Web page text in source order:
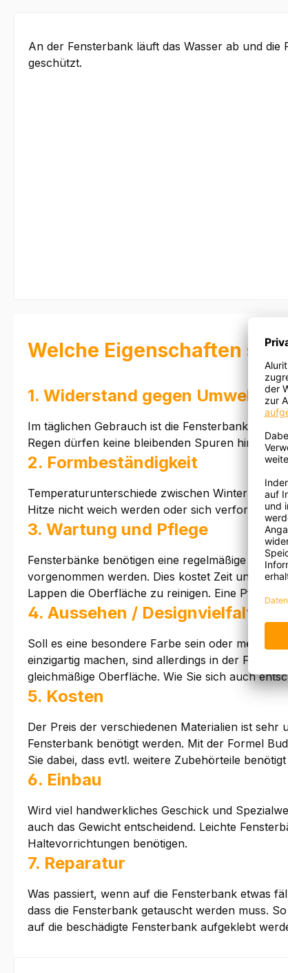
An der Fensterbank läuft das Wasser ab und die
geschützt.
Welche Eigenschaften
1. Widerstand gegen
Im täglichen Gebrauch ist die Fensterbank
Regen dürfen keine bleibenden Spuren
2. Formbeständigkeit
Temperaturunterschiede zwischen Winter und
Hitze nicht weich werden oder sich verformen.
3. Wartung und Pflege
Fensterbänke benötigen eine regelmäßige
vorgenommen werden. Dies kostet Zeit und
Lappen die Oberfläche zu reinigen. Eine
4. Aussehen / Designvielfalt
Soll es eine besondere Farbe sein oder
einzigartig machen, sind allerdings in der
gleichmäßige Oberfläche. Wie Sie sich auch
5. Kosten
Der Preis der verschiedenen Materialien ist
Fensterbank benötigt werden. Mit der Formel
Sie dabei, dass evtl. weitere Zubehörteile
6. Einbau
Wird viel handwerkliches Geschick und
auch das Gewicht entscheidend. Leichte
Haltevorrichtungen benötigen.
7. Reparatur
Was passiert, wenn auf die Fensterbank etwas
dass die Fensterbank getauscht werden muss.
auf die beschädigte Fensterbank aufgeklebt